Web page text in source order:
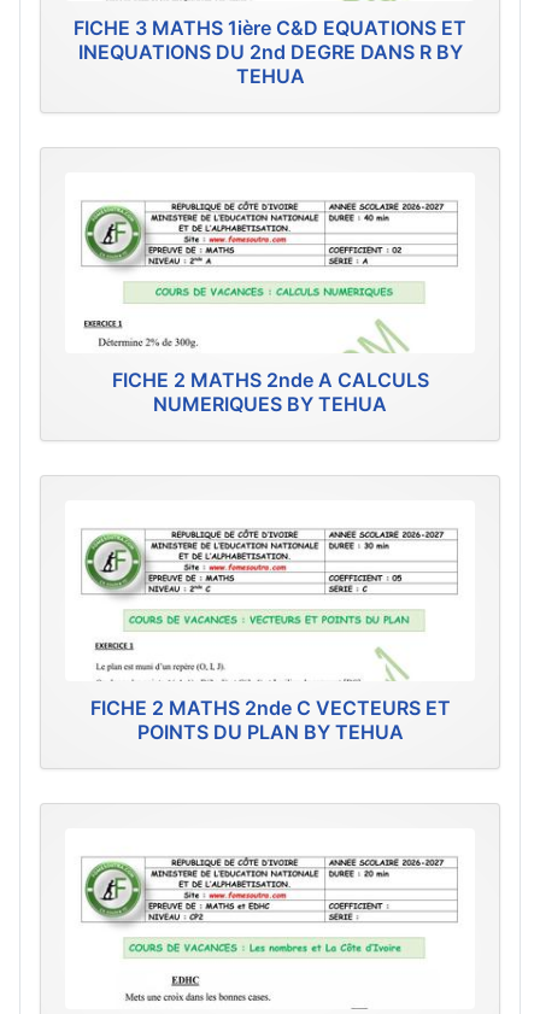
FICHE 3 MATHS 1ière C&D EQUATIONS ET
INEQUATIONS DU 2nd DEGRE DANS R BY
TEHUA
FICHE 2 MATHS 2nde A CALCULS
NUMERIQUES BY TEHUA
FICHE 2 MATHS 2nde C VECTEURS ET
POINTS DU PLAN BY TEHUA